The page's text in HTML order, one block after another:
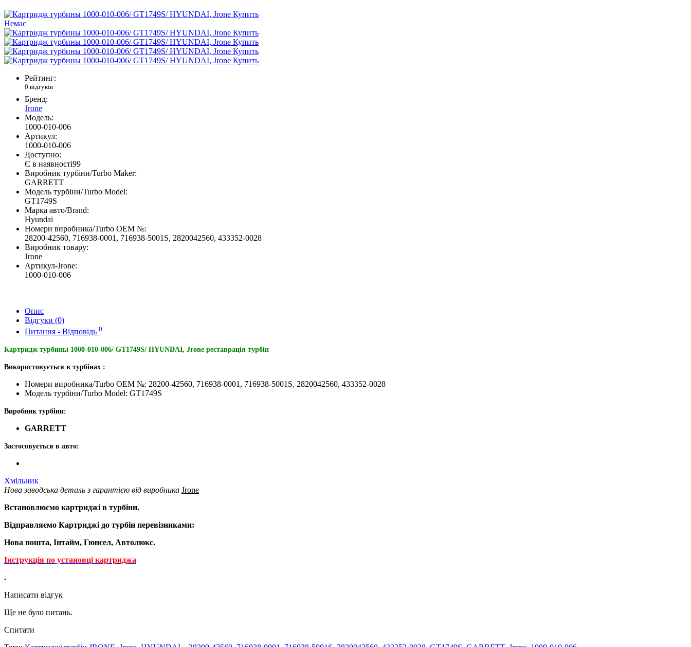
Немає
Рейтинг:
0 відгуків
Бренд:
Jrone
Модель:
1000-010-006
Артикул:
1000-010-006
Доступно:
Є в наявності99
Виробник турбіни/Turbo Maker:
GARRETT
Модель турбіни/Turbo Model:
GT1749S
Марка авто/Brand:
Hyundai
Номери виробника/Turbo OEM №:
28200-42560, 716938-0001, 716938-5001S, 2820042560, 433352-0028
Виробник товару:
Jrone
Артикул-Jrone:
1000-010-006
Опис
Відгуки (0)
Питання - Відповідь 0
Картридж турбины 1000-010-006/ GT1749S/ HYUNDAI, Jrone реставрація турбін
Використовується в турбінах :
Номери виробника/Turbo OEM №: 28200-42560, 716938-0001, 716938-5001S, 2820042560, 433352-0028
Модель турбіни/Turbo Model: GT1749S
Виробник турбіни:
GARRETT
Застосовується в авто:
Хмільник
Нова заводська деталь з гарантією від виробника Jrone
Встановлюємо картриджі в турбіни.
Відправляємо Картриджі до турбін перевізниками:
Нова пошта, Інтайм, Гюнсел, Автолюкс.
Інструкція по установці картриджа
.
Написати відгук
Ще не було питань.
Спитати